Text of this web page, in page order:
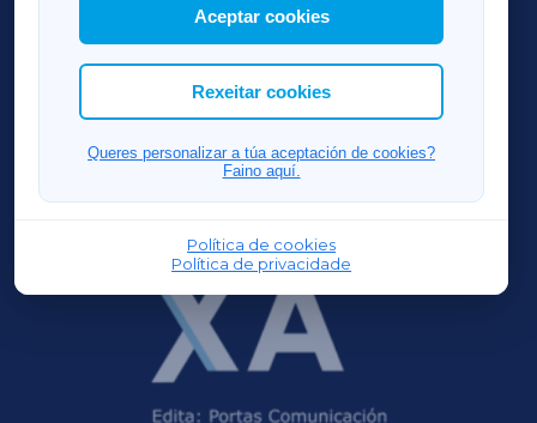
Así mesmo, podes personalizar a elección das
cookies que desexas permitir.
Aceptar cookies
Rexeitar cookies
Queres personalizar a túa aceptación de cookies?
Faino aquí.
Política de cookies
Política de privacidade
RIBEIRASACRAXA
ACORUÑAXA
FERROLXA
OURENSEXA